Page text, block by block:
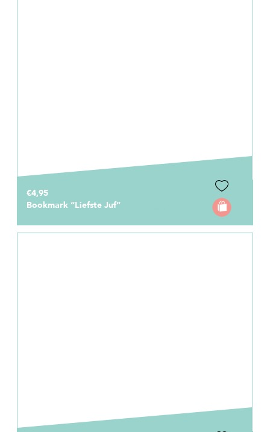
€4,95
Bookmark “Liefste Juf”